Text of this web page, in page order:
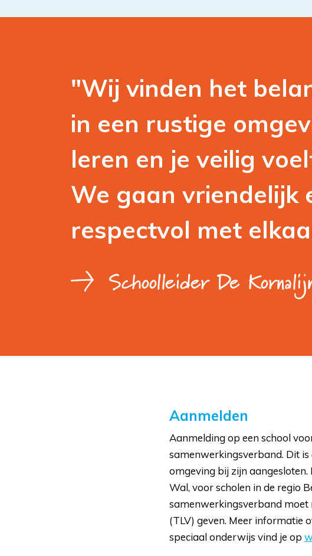
"Wij vinden het
in een rustige
leren en je veilig
We gaan vriendelijk
respectvol met
Schoolleider De
Aanmelden
Aanmelding op een school
samenwerkingsverband. Dit
omgeving bij zijn
Wal, voor scholen in de regio
samenwerkingsverband
(TLV) geven. Meer informatie
speciaal onderwijs vind je op